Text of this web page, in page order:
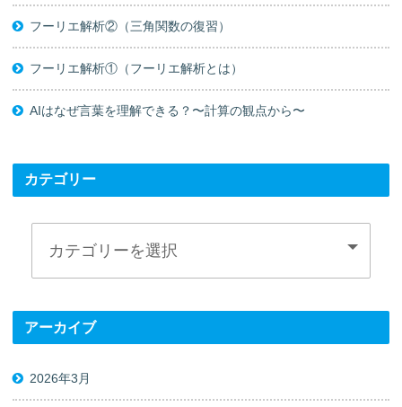
フーリエ解析②（三角関数の復習）
フーリエ解析①（フーリエ解析とは）
AIはなぜ言葉を理解できる？〜計算の観点から〜
カテゴリー
アーカイブ
2026年3月